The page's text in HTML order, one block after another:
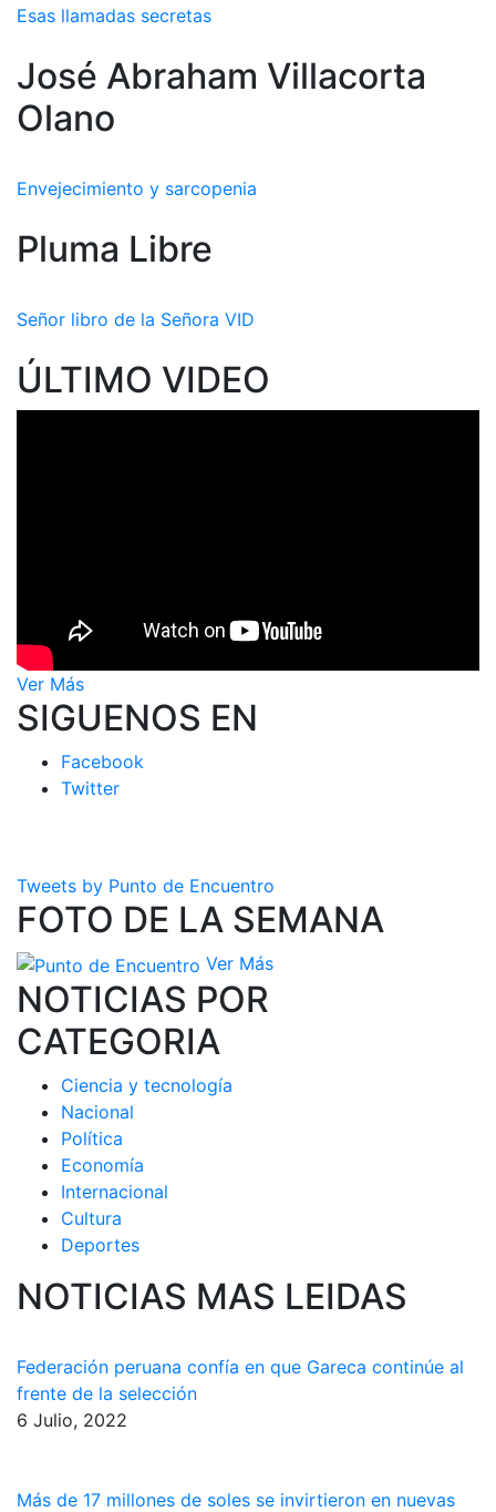
Esas llamadas secretas
José Abraham Villacorta
Olano
Envejecimiento y sarcopenia
Pluma Libre
Señor libro de la Señora VID
ÚLTIMO VIDEO
Ver Más
SIGUENOS EN
Facebook
Twitter
Tweets by Punto de Encuentro
FOTO DE LA SEMANA
Ver Más
NOTICIAS POR
CATEGORIA
Ciencia y tecnología
Nacional
Política
Economía
Internacional
Cultura
Deportes
NOTICIAS MAS LEIDAS
Federación peruana confía en que Gareca continúe al
frente de la selección
6 Julio, 2022
Más de 17 millones de soles se invirtieron en nuevas